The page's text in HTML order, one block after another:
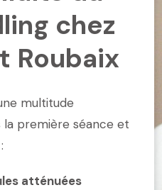
chez
Roubaix
multitude
la première séance et
atténuées